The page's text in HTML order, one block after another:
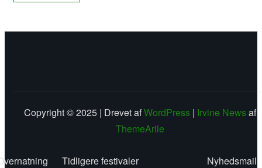
Sociale Medier
Copyright © 2025 | Drevet afWordPress | Irvine Newsaf
ThemeArile
Tidligere festivaler
Nyhedsmail